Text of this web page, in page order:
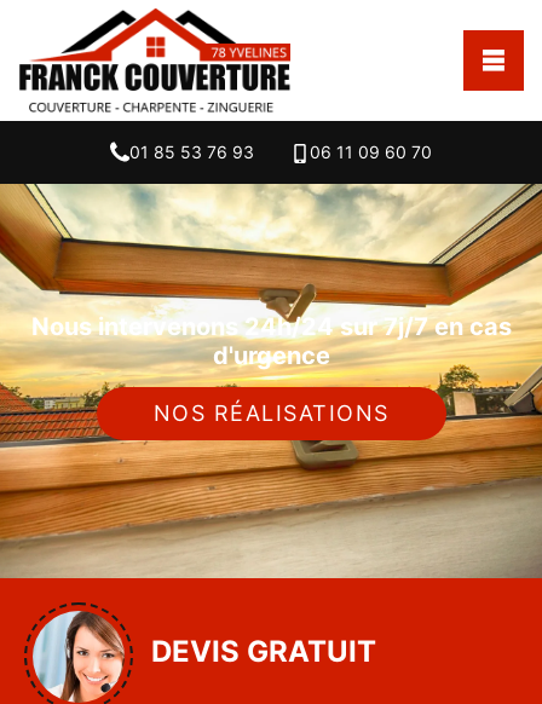
01 85 53 76 93 06 11 09 60 70
Nous intervenons 24h/24 sur 7j/7 en cas
d'urgence
NOS RÉALISATIONS
DEVIS GRATUIT